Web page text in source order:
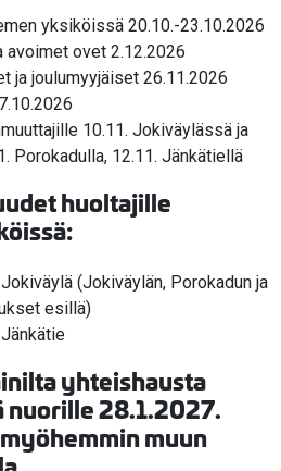
yksiköissä 20.10.-23.10.2026
avoimet ovet 2.12.2026
ja joulumyyjäiset 26.11.2026
10.11. Jokiväylässä ja
Porokadulla, 12.11. Jänkätiellä
huoltajille
(Jokiväylän, Porokadun ja
esillä)
yhteishausta
nuorille 28.1.2027.
muun